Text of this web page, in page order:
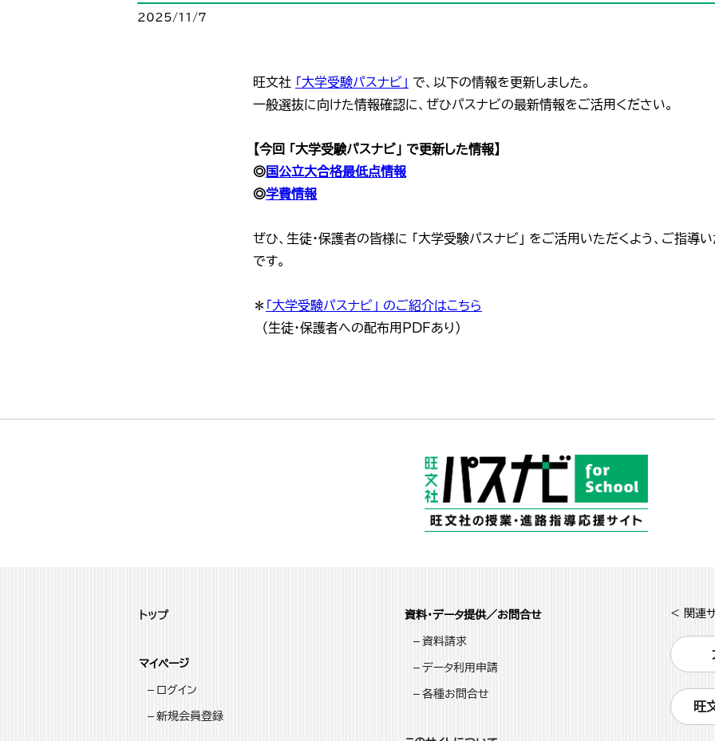
2025/11/7
旺文社 「大学受験パスナビ」 で、以下の情報を更新しました。
一般選抜に向けた情報確認に、ぜひパスナビの最新情報をご活用ください。
【今回 「大学受験パスナビ」 で更新した情報】
◎国公立大合格最低点情報
◎学費情報
ぜひ、生徒・保護者の皆様に 「大学受験パスナビ」 をご活用いただくよう、ご指導
です。
＊
「大学受験パスナビ」 のご紹介はこちら
（生徒・保護者への配布用PDFあり）
トップ
マイページ
ログイン
新規会員登録
資料・データ提供／お問合せ
資料請求
データ利用申請
各種お問合せ
< 関連
旺